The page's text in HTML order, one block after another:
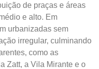
de praças e áreas
e alto. Em
urbanizadas sem
irregular, culminando
como as
Zatt, a Vila Mirante e o